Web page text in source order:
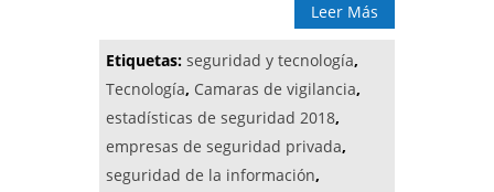
Leer Más
Etiquetas: seguridad y tecnología,
Tecnología, Camaras de vigilancia,
estadísticas de seguridad 2018,
empresas de seguridad privada,
seguridad de la información,